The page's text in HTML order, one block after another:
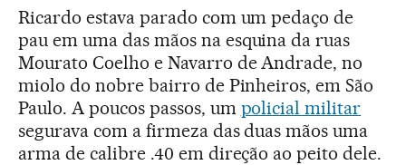
Ricardo estava parado com um pedaço de
pau em uma das mãos na esquina da ruas
Mourato Coelho e Navarro de Andrade, no
miolo do nobre bairro de Pinheiros, em São
Paulo. A poucos passos, um policial militar
segurava com a firmeza das duas mãos uma
arma de calibre .40 em direção ao peito dele.